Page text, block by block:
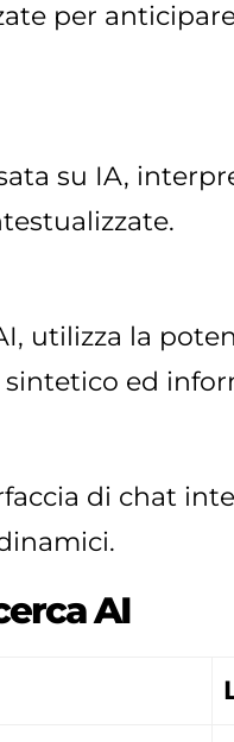
per
su IA,
utilizza la
ed
di chat
AI